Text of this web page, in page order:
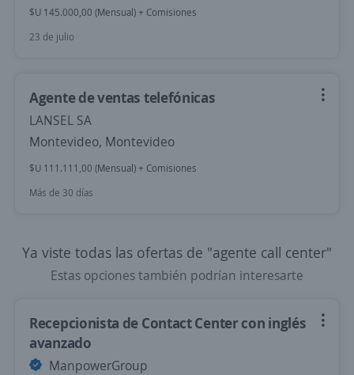
$U 145.000,00 (Mensual) + Comisiones
23 de julio
Agente de ventas telefónicas
LANSEL SA
Montevideo, Montevideo
$U 111.111,00 (Mensual) + Comisiones
Más de 30 días
Ya viste todas las ofertas de "agente call center"
Estas opciones también podrían interesarte
Recepcionista de Contact Center con inglés
avanzado
ManpowerGroup